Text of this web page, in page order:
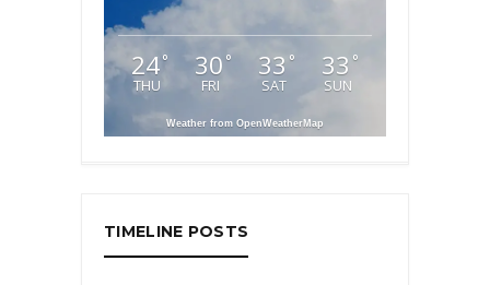
24°
THU
30 °
FRI
33 °
SAT
33 °
SUN
Weather from OpenWeatherMap
TIMELINE POSTS